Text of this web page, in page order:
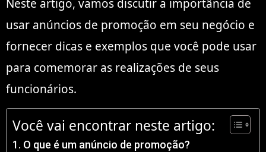
Neste artigo, vamos discutir a importância de
usar anúncios de promoção em seu negócio e
fornecer dicas e exemplos que você pode usar
para comemorar as realizações de seus
funcionários.
Você vai encontrar neste artigo:
O que é um anúncio de promoção?